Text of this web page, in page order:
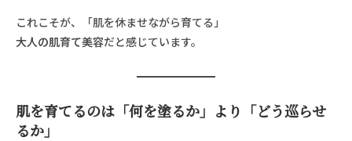
これこそが、「肌を休ませながら育てる」
大人の肌育て美容だと感じています。
肌を育てるのは「何を塗るか」より「どう巡らせ
るか」